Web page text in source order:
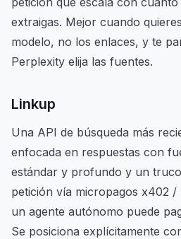
extraigas. Mejor cuando
modelo, no los enlaces, y te
Perplexity elija las fuentes.
Linkup
Una API de búsqueda más
enfocada en respuestas con
estándar y profundo y un
petición vía micropagos x402 /
un agente autónomo puede
Se posiciona explícitamente